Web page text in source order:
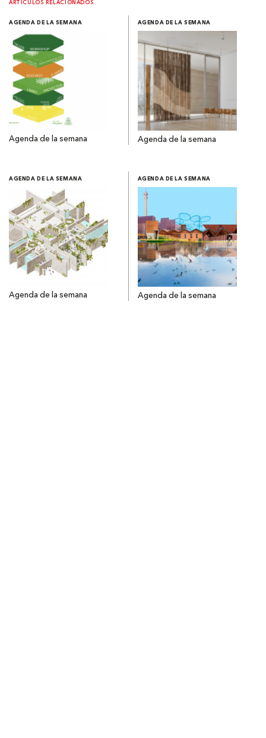
ARTÍCULOS RELACIONADOS
AGENDA DE LA SEMANA
Agenda de la semana
AGENDA DE LA SEMANA
Agenda de la semana
AGENDA DE LA SEMANA
Agenda de la semana
AGENDA DE LA SEMANA
Agenda de la semana